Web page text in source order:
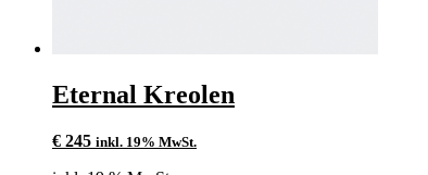
Eternal Kreolen
€ 245 inkl. 19% MwSt.